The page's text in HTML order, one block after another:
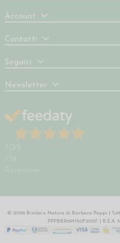
Account
Contatti
Seguici
Newsletter
5,0 /5
739
Recensioni
© 2026 Bimbo e Natura di Barbara Pappi |
PPPBBR69H50F205F | R.E.A.